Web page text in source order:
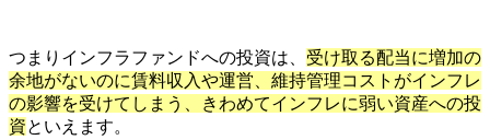
つまりインフラファンドへの投資は、 受け取る配当に増加の
余地がないのに賃料収入や運営、維持管理コストがインフレ
の影響を受けてしまう、きわめてインフレに弱い資産への投
資といえます。